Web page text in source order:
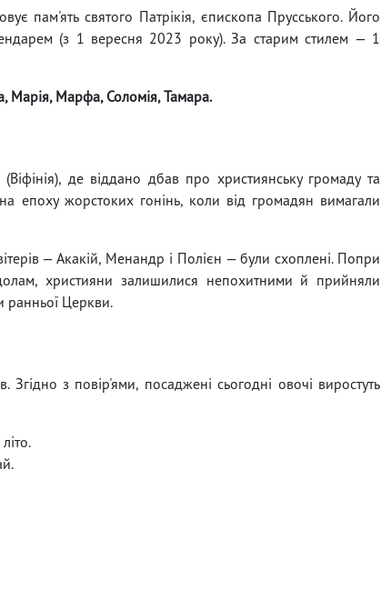
пам'ять святого Патрікія, єпископа Прусського. Його
(з 1 вересня 2023 року). За старим стилем — 1
Марія, Марфа, Соломія, Тамара.
де віддано дбав про християнську громаду та
епоху жорстоких гонінь, коли від громадян вимагали
— Акакій, Менандр і Полієн — були схоплені. Попри
християни залишилися непохитними й прийняли
ранньої Церкви.
з повір'ями, посаджені сьогодні овочі виростуть